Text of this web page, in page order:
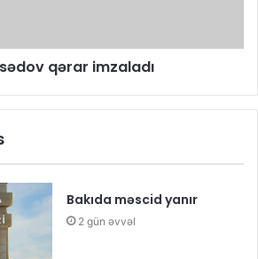
qərar imzaladı
Bakıda məscid yanır
2 gün əvvəl